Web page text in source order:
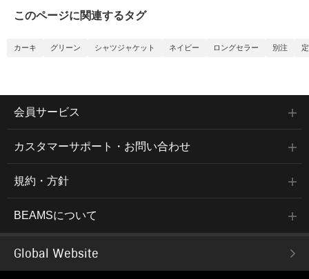
このページに関連するタグ
カーキ グリーン シャツジャケット ネイビー ロングセラー 別注
会員サービス
カスタマーサポート・お問い合わせ
規約・方針
BEAMSについて
Global Website